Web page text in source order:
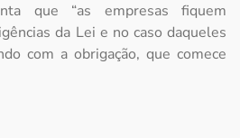
que “as empresas fiquem
da Lei e no caso daqueles
com a obrigação, que comece